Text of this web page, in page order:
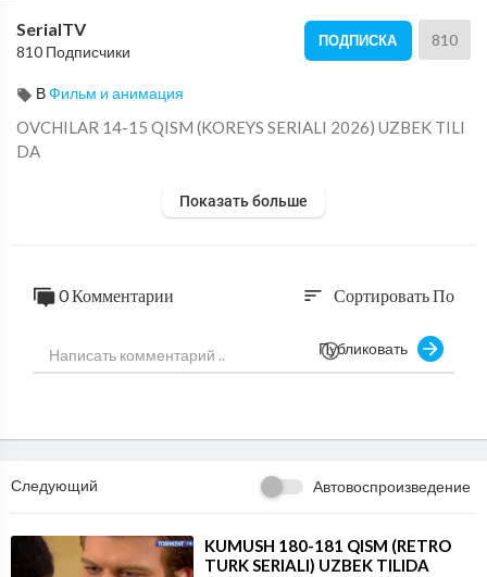
SerialTV
810 Подписчики
ПОДПИСКА 810
ВФильм и анимация
⁣OVCHILAR 14-15 QISM (KOREYS SERIALI 2026) UZBEK TILI
DA
Показать больше
0 Комментарии sort Сортировать По
Публиковать
Следующий Автовоспроизведение
⁣KUMUSH 180-181 QISM (RETRO
TURK SERIALI) UZBEK TILIDA